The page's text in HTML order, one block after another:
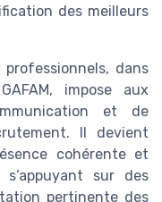
des meilleurs
dans
impose aux
et de
Il devient
cohérente et
sur des
pertinente des